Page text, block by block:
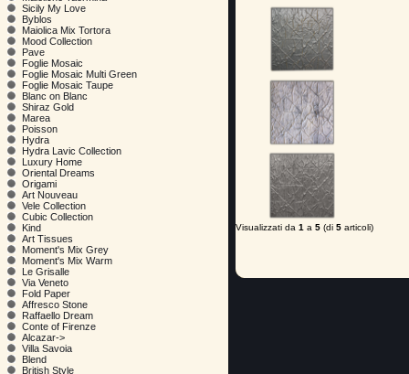
Sicily My Love
Byblos
Maiolica Mix Tortora
Mood Collection
Pave
Foglie Mosaic
Foglie Mosaic Multi Green
Foglie Mosaic Taupe
Blanc on Blanc
Shiraz Gold
Marea
Poisson
Hydra
Hydra Lavic Collection
Luxury Home
Oriental Dreams
Origami
Art Nouveau
Vele Collection
Cubic Collection
Kind
Art Tissues
Moment's Mix Grey
Moment's Mix Warm
Le Grisalle
Via Veneto
Fold Paper
Affresco Stone
Raffaello Dream
Conte of Firenze
Alcazar->
Villa Savoia
Blend
British Style
Visualizzati da 1 a 5 (di 5 articoli)